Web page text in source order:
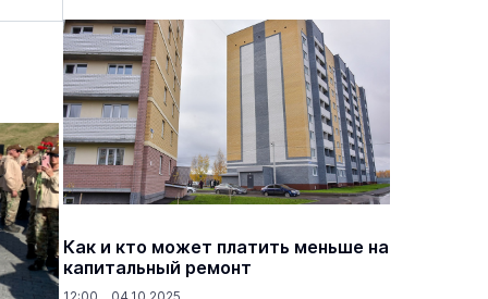
Как и кто может платить меньше на
капитальный ремонт